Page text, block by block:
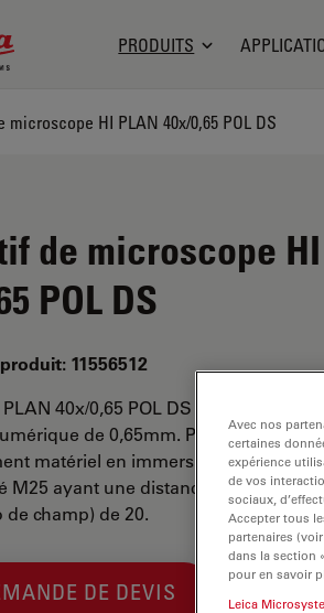
Logo
PRODUITS
microscope HI PLAN 40x/0,65 POL DS
de microscope
POL DS
11556512
40x/0,65 POL DS a un
de 0,65mm. Pour une
matériel en immersion sèche,
M25 ayant une distance de travail
de champ) de 20.
DE DEVIS
Avec nos
certaines
expérience
de vos
sociaux,
Accepter tous
partenaires
dans la section
pour en savoir
Leica